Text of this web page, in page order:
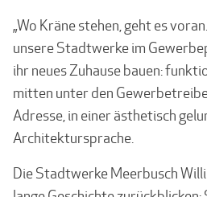
„Wo Kräne stehen, geht es
unsere Stadtwerke im
ihr neues Zuhause bauen:
mitten unter den
Adresse, in einer ästhetisch
Architektursprache.
Die Stadtwerke Meerbusch